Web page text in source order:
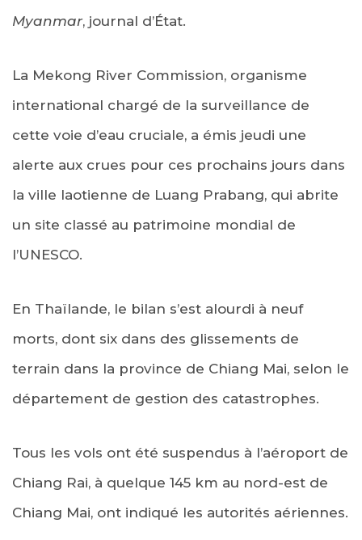
Myanmar, journal d’État.
La Mekong River Commission, organisme
international chargé de la surveillance de
cette voie d’eau cruciale, a émis jeudi une
alerte aux crues pour ces prochains jours dans
la ville laotienne de Luang Prabang, qui abrite
un site classé au patrimoine mondial de
l’UNESCO.
En Thaïlande, le bilan s’est alourdi à neuf
morts, dont six dans des glissements de
terrain dans la province de Chiang Mai, selon le
département de gestion des catastrophes.
Tous les vols ont été suspendus à l’aéroport de
Chiang Rai, à quelque 145 km au nord-est de
Chiang Mai, ont indiqué les autorités aériennes.